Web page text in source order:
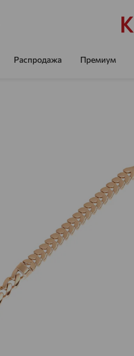
Распродажа Премиум